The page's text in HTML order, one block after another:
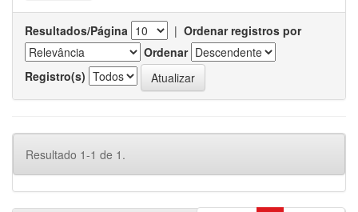
Resultados/Página | Ordenar registros por
Ordenar
Registro(s)
Resultado 1-1 de 1.